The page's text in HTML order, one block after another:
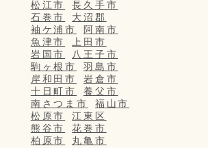
松江市
長久手市
石巻市
大沼郡
袖ケ浦市
阿南市
魚津市
上田市
岩国市
八王子市
駒ヶ根市
羽島市
岸和田市
岩倉市
十日町市
養父市
南さつま市
福山市
松原市
江東区
熊谷市
花巻市
柏原市
丸亀市